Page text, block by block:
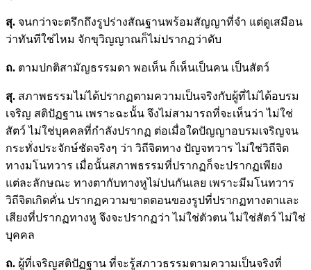
สุ. จนกว่าจะตรึกถึงรูปร่างสัณฐานพร้อมสัญญาที่จำ แต่ดูเสมือน
ว่าทันทีใช่ไหม จักขุวิญญาณก็ไม่ปรากฏว่าดับ
ถ. ตามปกติสามัญธรรมดา พอเห็น ก็เห็นเป็นคน เป็นสัตว์
สุ. สภาพธรรมไม่ได้ปรากฏตามความเป็นจริงกับผู้ที่ไม่ได้อบรม
เจริญ สติปัฏฐาน เพราะฉะนั้น จึงไม่สามารถที่จะเห็นว่า ไม่ใช่
สัตว์ ไม่ใช่บุคคลที่กำลังปรากฏ ต่อเมื่อใดปัญญาอบรมเจริญจน
กระทั่งประจักษ์ชัดจริงๆ ว่า วิถีจิตทาง ปัญจทวาร ไม่ใช่วิถีจิต
ทางมโนทวาร เมื่อนั้นสภาพธรรมที่ปรากฏก็จะปรากฏเพียง
แต่ละลักษณะ ทางตากับทางหูไม่ปนกันเลย เพราะมีมโนทวาร
วิถีจิตเกิดคั่น ปรากฏความขาดตอนของรูปที่ปรากฏทางตาและ
เสียงที่ปรากฏทางหู จึงจะปรากฏว่า ไม่ใช่ตัวตน ไม่ใช่สัตว์ ไม่ใช่
บุคคล
ถ. ผู้ที่เจริญสติปัฏฐาน ที่จะรู้สภาวธรรมตามความเป็นจริงที่